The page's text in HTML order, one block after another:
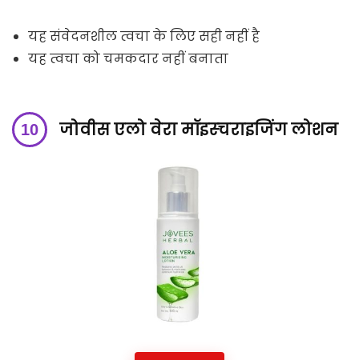
यह संवेदनशील त्वचा के लिए सही नहीं है
यह त्वचा को चमकदार नहीं बनाता
जोवीस एलो वेरा मॉइस्चराइजिंग लोशन